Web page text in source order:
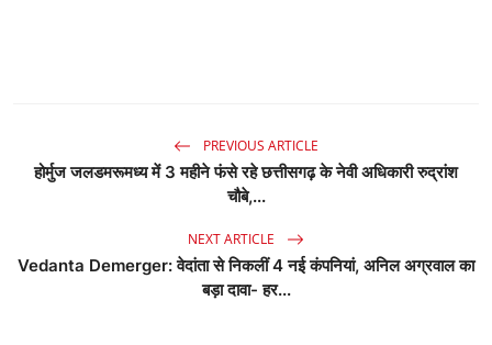
PREVIOUS ARTICLE
होर्मुज जलडमरूमध्य में 3 महीने फंसे रहे छत्तीसगढ़ के नेवी अधिकारी रुद्रांश
चौबे,...
NEXT ARTICLE
Vedanta Demerger: वेदांता से निकलीं 4 नई कंपनियां, अनिल अग्रवाल का
बड़ा दावा- हर...